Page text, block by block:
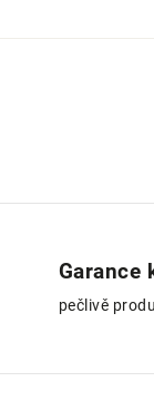
Garance
pečlivě